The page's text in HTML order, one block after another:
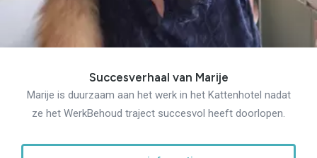
Succesverhaal van Marije
Marije is duurzaam aan het werk in het Kattenhotel nadat
ze het WerkBehoud traject succesvol heeft doorlopen.